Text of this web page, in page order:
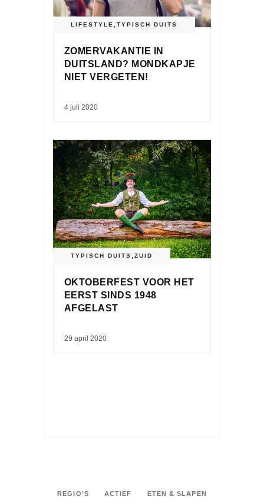
LIFESTYLE TYPISCH DUITS
ZOMERVAKANTIE IN
DUITSLAND? MONDKAPJE
NIET VERGETEN!
4 juli 2020
TYPISCH DUITS ZUID
OKTOBERFEST VOOR HET
EERST SINDS 1948
AFGELAST
29 april 2020
REGIO’S ACTIEF ETEN & SLAPEN